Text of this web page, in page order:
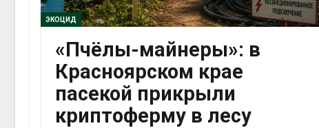
ЭКОЦИД
«Пчёлы-майнеры»: в
Красноярском крае
пасекой прикрыли
криптоферму в лесу